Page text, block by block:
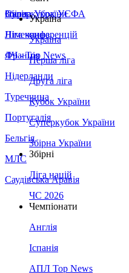
Збірна України
Італія
Німеччина
Франція
Нідерланди
Туреччина
Португалія
Бельгія
МЛС
Саудівська Аравія
Суперкубок УЄФА
Ліга конференцій
ЛЧ - Top News
Україна
Україна
Перша ліга
Друга ліга
Кубок України
Суперкубок України
Збірна України
Збірні
Ліга націй
ЧС 2026
Чемпіонати
Англія
Іспанія
АПЛ Top News